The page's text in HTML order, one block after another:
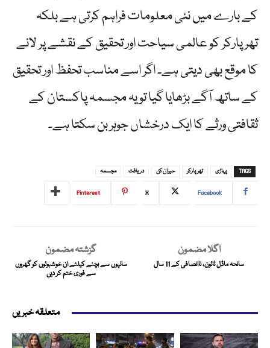
کے بارے میں نئی معلومات فراہم کرتی ہے بلکہ
تھرپارکر کو عالمی سیاحت اور تحقیق کے نقشے پر لانے
کا موقع بھی دیتی ہے۔ اگر اسے مناسب تحفظ اور تحقیق
کے ساتھ آگے بڑھایا گیا تو یہ مجسمہ پاکستان کے
ثقافتی ورثے کا ایک درخشاں جوہر بن سکتا ہے۔
TAGS پہاڑی تھرپارکر حیران کن دریافت مجسمہ
Facebook
X
Pinterest
گزشتہ مضمون
سانپوں سے بچنے کیلئے ان خوشبوئوں کو گھروں
سے فوری ختم کر دیں
اگلا مضمون
سانحہ ماڈل ٹائون، ناانصافی کے 11 سال
متعلقہ خبریں